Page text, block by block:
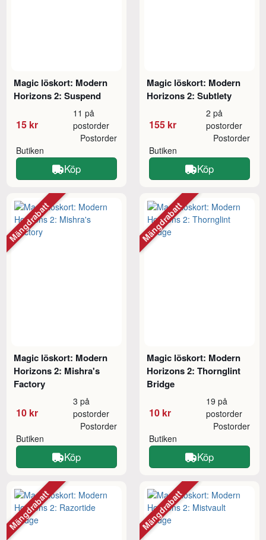
Magic löskort: Modern
Horizons 2: Suspend
15 kr
11 på
postorder
Butiken
Postorder
Köp
Magic löskort: Modern
Horizons 2: Subtlety
155 kr
2 på
postorder
Butiken
Postorder
Köp
Magic löskort: Modern
Horizons 2: Mishra's
Factory
10 kr
3 på
postorder
Butiken
Postorder
Köp
Mängdrabatt
Magic löskort: Modern
Horizons 2: Thornglint
Bridge
10 kr
19 på
postorder
Butiken
Postorder
Köp
Mängdrabatt
Mängdrabatt Mängdrabatt